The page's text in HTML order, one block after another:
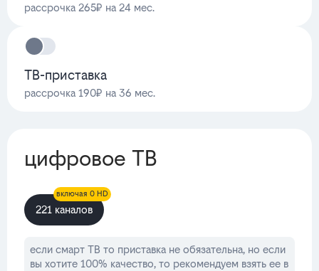
рассрочка 265₽ на 24 мес.
ТВ-приставка
рассрочка 190₽ на 36 мес.
цифровое ТВ
221 каналов
включая 0 HD
если смарт ТВ то приставка не обязательна, но если
вы хотите 100% качество, то рекомендуем взять ее в